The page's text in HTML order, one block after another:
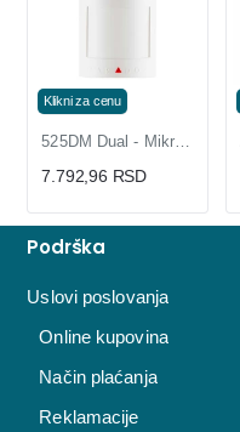
Klikni za cenu
7.792,96 RSD
Podrška
Uslovi poslovanja
Online kupovina
Način plaćanja
Reklamacije